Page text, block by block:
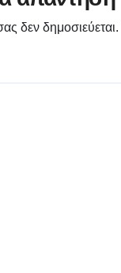
δεν δημοσιεύεται.